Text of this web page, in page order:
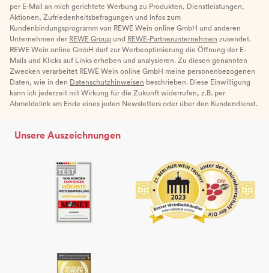
per E-Mail an mich gerichtete Werbung zu Produkten, Dienstleistungen,
Aktionen, Zufriedenheitsbefragungen und Infos zum
Kundenbindungsprogramm von REWE Wein online GmbH und anderen
Unternehmen der REWE Group und REWE-Partnerunternehmen zusendet.
REWE Wein online GmbH darf zur Werbeoptimierung die Öffnung der E-
Mails und Klicks auf Links erheben und analysieren. Zu diesen genannten
Zwecken verarbeitet REWE Wein online GmbH meine personenbezogenen
Daten, wie in den Datenschutzhinweisen beschrieben. Diese Einwilligung
kann ich jederzeit mit Wirkung für die Zukunft widerrufen, z.B. per
Abmeldelink am Ende eines jeden Newsletters oder über den Kundendienst.
Unsere Auszeichnungen